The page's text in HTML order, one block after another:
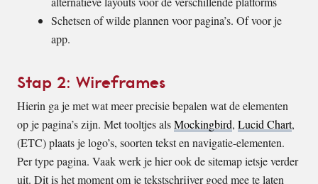
Schetsen of wilde plannen voor pagina’s. Of voor je
app.
Stap 2: Wireframes
Hierin ga je met wat meer precisie bepalen wat de elementen
op je pagina’s zijn. Met tooltjes alsMockingbird, Lucid Chart,
(ETC) plaats je logo’s, soorten tekst en navigatie-elementen.
Per type pagina. Vaak werk je hier ook de sitemap ietsje verder
uit. Dit is het moment om je tekstschrijver goed mee te laten